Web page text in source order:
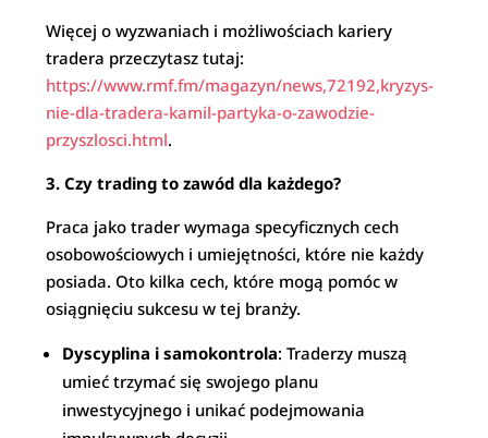
Więcej o wyzwaniach i możliwościach kariery
tradera przeczytasz tutaj:
https://www.rmf.fm/magazyn/news,72192,kryzys-
nie-dla-tradera-kamil-partyka-o-zawodzie-
przyszlosci.html.
3. Czy trading to zawód dla każdego?
Praca jako trader wymaga specyficznych cech
osobowościowych i umiejętności, które nie każdy
posiada. Oto kilka cech, które mogą pomóc w
osiągnięciu sukcesu w tej branży.
Dyscyplina i samokontrola: Traderzy muszą
umieć trzymać się swojego planu
inwestycyjnego i unikać podejmowania